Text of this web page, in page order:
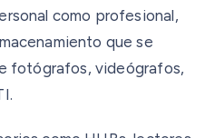
como profesional,
que se
fotógrafos, videógrafos,